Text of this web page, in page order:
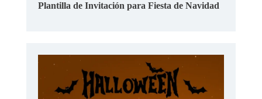
Plantilla de Invitación para Fiesta de Navidad